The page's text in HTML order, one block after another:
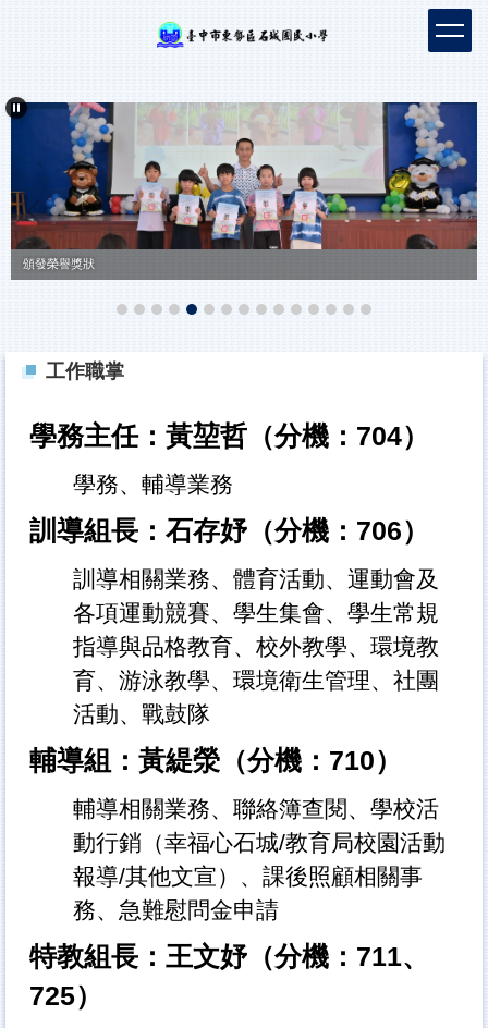
內
頒發榮譽獎狀
工作職掌
學務主任： 黃堃哲 （分機：704）
學務、輔導業務
訓導組長：石存妤（分機：706）
訓導相關業務、體育活動、運動會及
各項運動競賽、學生集會、學生常規
指導與品格教育、校外教學、環境教
育、游泳教學、環境衛生管理、社團
活動、戰鼓隊
輔導組：黃緹滎（分機：710）
輔導相關業務、聯絡簿查閱、學校活
動行銷（幸福心石城/教育局校園活動
報導/其他文宣）、課後照顧相關事
務、急難慰問金申請
特教組長：王文妤（分機：711、
725）